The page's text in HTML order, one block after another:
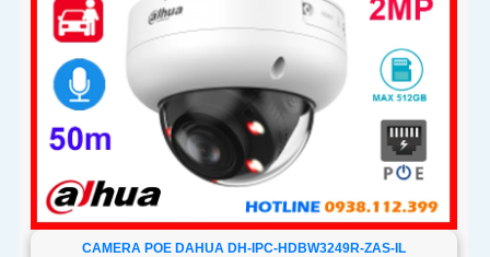
CAMERA POE DAHUA DH-IPC-HDBW3249R-ZAS-IL